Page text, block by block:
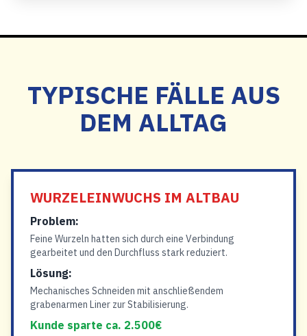
TYPISCHE FÄLLE AUS
DEM ALLTAG
WURZELEINWUCHS IM ALTBAU
Problem:
Feine Wurzeln hatten sich durch eine Verbindung
gearbeitet und den Durchfluss stark reduziert.
Lösung:
Mechanisches Schneiden mit anschließendem
grabenarmen Liner zur Stabilisierung.
Kunde sparte ca. 2.500€